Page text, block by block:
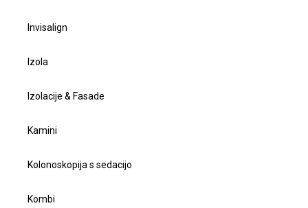
Invisalign
Izola
Izolacije & Fasade
Kamini
Kolonoskopija s sedacijo
Kombi